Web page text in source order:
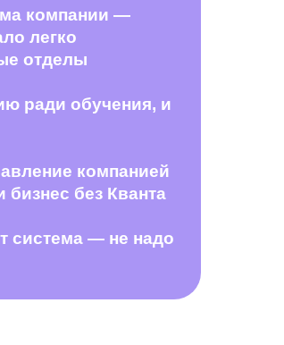
компании —
легко
отделы
ради обучения, и
компанией
без Кванта
система — не надо